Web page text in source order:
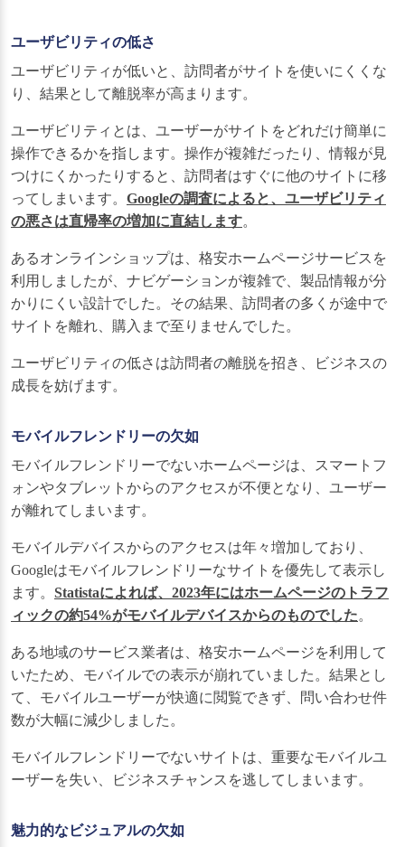
ユーザビリティの低さ
ユーザビリティが低いと、訪問者がサイトを使いにくくな
り、結果として離脱率が高まります。
ユーザビリティとは、ユーザーがサイトをどれだけ簡単に
操作できるかを指します。操作が複雑だったり、情報が見
つけにくかったりすると、訪問者はすぐに他のサイトに移
ってしまいます。 Googleの調査によると、ユーザビリティ
の悪さは直帰率の増加に直結します。
あるオンラインショップは、格安ホームページサービスを
利用しましたが、ナビゲーションが複雑で、製品情報が分
かりにくい設計でした。その結果、訪問者の多くが途中で
サイトを離れ、購入まで至りませんでした。
ユーザビリティの低さは訪問者の離脱を招き、ビジネスの
成長を妨げます。
モバイルフレンドリーの欠如
モバイルフレンドリーでないホームページは、スマートフ
ォンやタブレットからのアクセスが不便となり、ユーザー
が離れてしまいます。
モバイルデバイスからのアクセスは年々増加しており、
Googleはモバイルフレンドリーなサイトを優先して表示し
ます。 Statistaによれば、2023年にはホームページのトラフ
ィックの約54%がモバイルデバイスからのものでした。
ある地域のサービス業者は、格安ホームページを利用して
いたため、モバイルでの表示が崩れていました。結果とし
て、モバイルユーザーが快適に閲覧できず、問い合わせ件
数が大幅に減少しました。
モバイルフレンドリーでないサイトは、重要なモバイルユ
ーザーを失い、ビジネスチャンスを逃してしまいます。
魅力的なビジュアルの欠如